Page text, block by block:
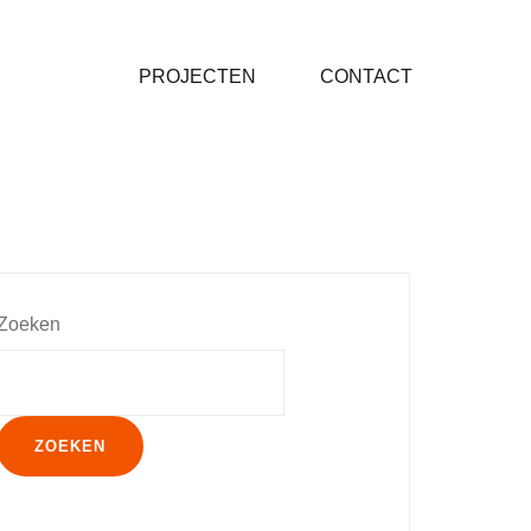
PROJECTEN CONTACT
ZOEKEN